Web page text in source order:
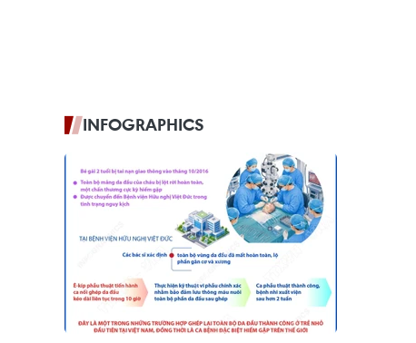
INFOGRAPHICS